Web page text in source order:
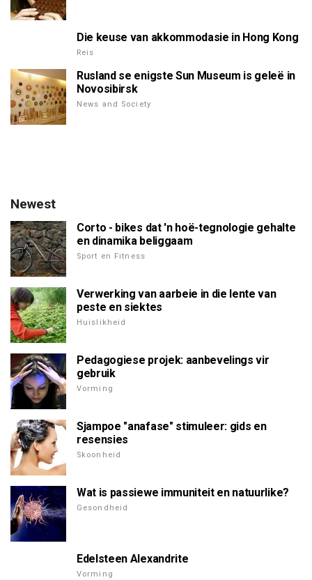
Die keuse van akkommodasie in Hong Kong
Reis
Rusland se enigste Sun Museum is geleë in
Novosibirsk
News and Society
Newest
Corto - bikes dat 'n hoë-tegnologie gehalte
en dinamika beliggaam
Sport en Fitness
Verwerking van aarbeie in die lente van
peste en siektes
Huislikheid
Pedagogiese projek: aanbevelings vir
gebruik
Vorming
Sjampoe "anafase" stimuleer: gids en
resensies
Skoonheid
Wat is passiewe immuniteit en natuurlike?
Gesondheid
Edelsteen Alexandrite
Vorming